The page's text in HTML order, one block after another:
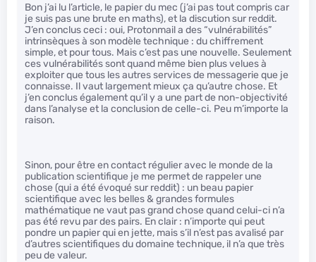
Bon j’ai lu l’article, le papier du mec (j’ai pas tout compris car
je suis pas une brute en maths), et la discution sur reddit.
J’en conclus ceci : oui, Protonmail a des “vulnérabilités”
intrinsèques à son modèle technique : du chiffrement
simple, et pour tous. Mais c’est pas une nouvelle. Seulement
ces vulnérabilités sont quand même bien plus velues à
exploiter que tous les autres services de messagerie que je
connaisse. Il vaut largement mieux ça qu’autre chose. Et
j’en conclus également qu’il y a une part de non-objectivité
dans l’analyse et la conclusion de celle-ci. Peu m’importe la
raison.
Sinon, pour être en contact régulier avec le monde de la
publication scientifique je me permet de rappeler une
chose (qui a été évoqué sur reddit) : un beau papier
scientifique avec les belles & grandes formules
mathématique ne vaut pas grand chose quand celui-ci n’a
pas été revu par des pairs. En clair : n’importe qui peut
pondre un papier qui en jette, mais s’il n’est pas avalisé par
d’autres scientifiques du domaine technique, il n’a que très
peu de valeur.